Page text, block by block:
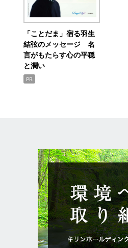
「ことだま」宿る羽生
結弦のメッセージ 名
言がもたらす心の平穏
と潤い
PR